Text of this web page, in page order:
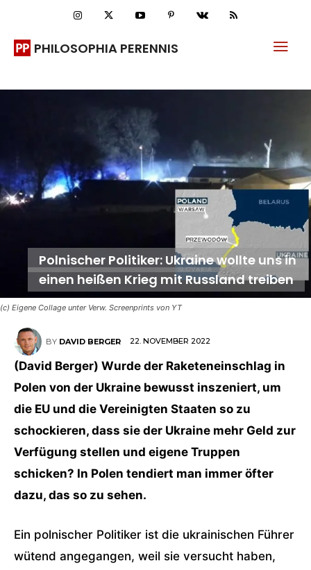
PHILOSOPHIA PERENNIS
(c) Eigene Collage unter Verw. Screenprints von YT
Polnischer Politiker: Ukraine wollte uns in
einen heißen Krieg mit Russland treiben
BY DAVID BERGER 22. NOVEMBER 2022
(David Berger) Wurde der Raketeneinschlag in
Polen von der Ukraine bewusst inszeniert, um
die EU und die Vereinigten Staaten so zu
schockieren, dass sie der Ukraine mehr Geld zur
Verfügung stellen und eigene Truppen
schicken? In Polen tendiert man immer öfter
dazu, das so zu sehen.
Ein polnischer Politiker ist die ukrainischen Führer
wütend angegangen, weil sie versucht haben,